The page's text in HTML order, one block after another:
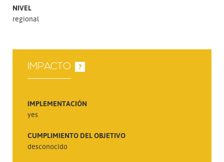
NIVEL
regional
IMPACTO ?
IMPLEMENTACIÓN
yes
CUMPLIMIENTO DEL OBJETIVO
desconocido